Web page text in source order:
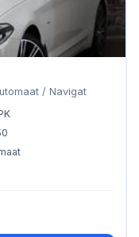
/ Navigat